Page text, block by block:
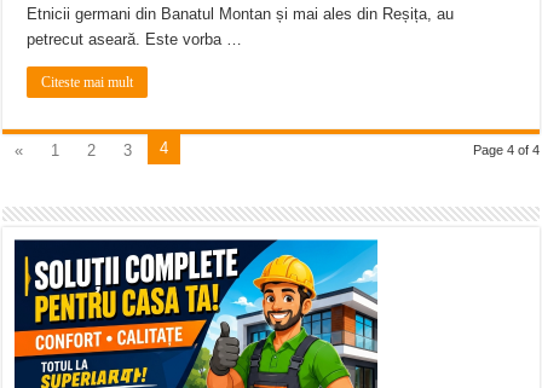
Etnicii germani din Banatul Montan și mai ales din Reșița, au
petrecut aseară. Este vorba …
Citeste mai mult
Page 4 of 4
« 1 2 3 4